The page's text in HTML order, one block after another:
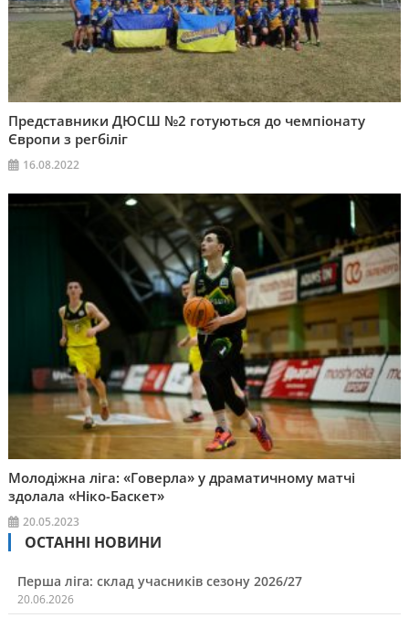
Представники ДЮСШ №2 готуються до чемпіонату
Європи з регбіліг
16.08.2022
Молодіжна ліга: «Говерла» у драматичному матчі
здолала «Ніко-Баскет»
20.05.2023
ОСТАННІ НОВИНИ
Перша ліга: склад учасників сезону 2026/27
20.06.2026